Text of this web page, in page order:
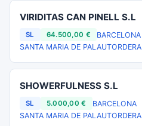
VIRIDITAS CAN PINELL S.L
SL 64.500,00 €
BARCELONA
SANTA MARIA DE PALAUTORDERA
SHOWERFULNESS S.L
SL 5.000,00 €
BARCELONA
SANTA MARIA DE PALAUTORDERA